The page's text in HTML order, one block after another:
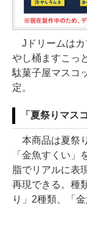
Jドリームはカ
やし桶ますこっ
駄菓子屋マスコ
定。
「夏祭りマス
本商品は夏祭
「金魚すくい
脂でリアルに表
再現できる。種
り」2種類、「